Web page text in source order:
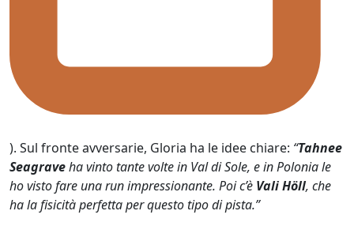
). Sul fronte avversarie, Gloria ha le idee chiare: “Tahnee
Seagraveha vinto tante volte in Val di Sole, e in Polonia le
ho visto fare una run impressionante. Poi c’è Vali Höll, che
ha la fisicità perfetta per questo tipo di pista.”